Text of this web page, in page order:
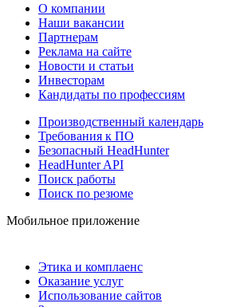
О компании
Наши вакансии
Партнерам
Реклама на сайте
Новости и статьи
Инвесторам
Кандидаты по профессиям
Производственный календарь
Требования к ПО
Безопасный HeadHunter
HeadHunter API
Поиск работы
Поиск по резюме
Мобильное приложение
Этика и комплаенс
Оказание услуг
Использование сайтов